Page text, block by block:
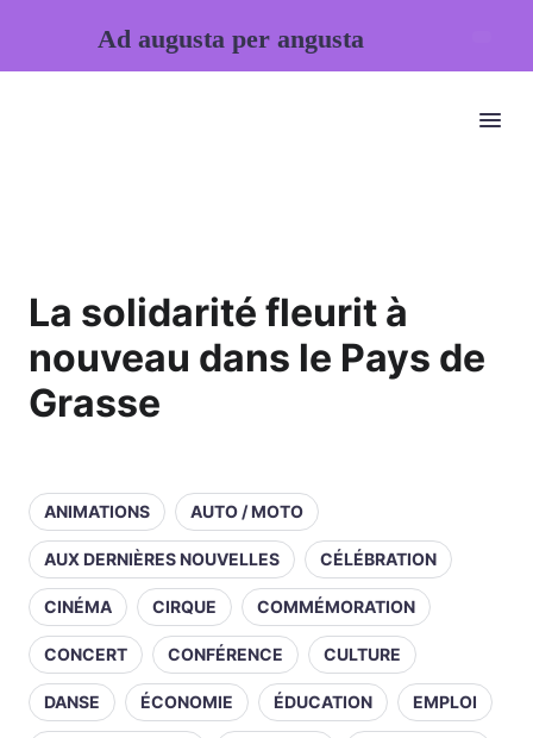
La solidarité fleurit à
nouveau dans le Pays de
Grasse
ANIMATIONS AUTO / MOTO
AUX DERNIÈRES NOUVELLES CÉLÉBRATION
CINÉMA CIRQUE COMMÉMORATION
CONCERT CONFÉRENCE CULTURE
DANSE ÉCONOMIE ÉDUCATION EMPLOI
Ad augusta per angusta